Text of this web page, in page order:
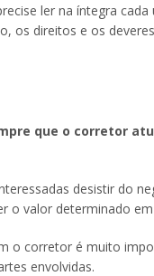
ler na íntegra
os direitos e os
que o corretor
desistir do
o valor determinado
o corretor é muito
envolvidas.